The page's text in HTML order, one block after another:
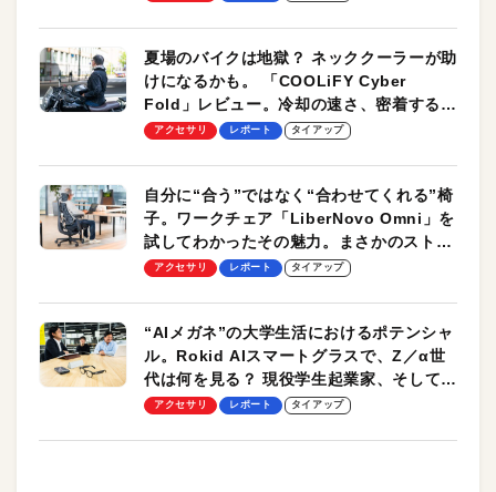
夏場のバイクは地獄？ ネッククーラーが助
けになるかも。 「COOLiFY Cyber
Fold」レビュー。冷却の速さ、密着する冷
却プレート、シンプルな操作性がグッド！
アクセサリ レポート タイアップ
自分に“合う”ではなく“合わせてくれる”椅
子。ワークチェア「LiberNovo Omni」を
試してわかったその魅力。まさかのストレ
ッチ機能も搭載
アクセサリ レポート タイアップ
“AIメガネ”の大学生活におけるポテンシャ
ル。Rokid AIスマートグラスで、Z／α世
代は何を見る？ 現役学生起業家、そして教
授による体験会レポート【PR】
アクセサリ レポート タイアップ